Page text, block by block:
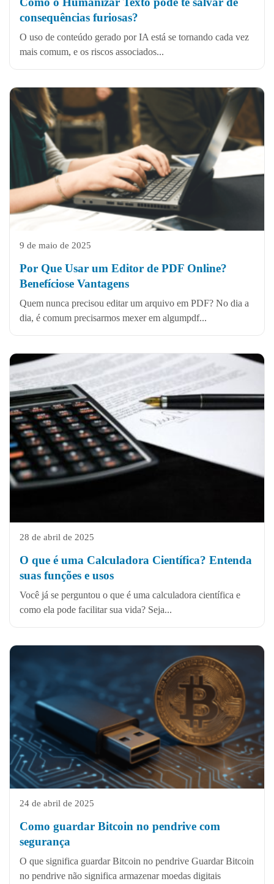
consequências furiosas?
O uso de conteúdo gerado por IA está se tornando cada vez
mais comum, e os riscos associados...
9 de maio de 2025
Por Que Usar um Editor de PDF Online?
Benefíciose Vantagens
Quem nunca precisou editar um arquivo em PDF? No dia a
dia, é comum precisarmos mexer em algumpdf...
28 de abril de 2025
O que é uma Calculadora Científica? Entenda
suas funções e usos
Você já se perguntou o que é uma calculadora científica e
como ela pode facilitar sua vida? Seja...
24 de abril de 2025
Como guardar Bitcoin no pendrive com
segurança
O que significa guardar Bitcoin no pendrive Guardar Bitcoin
no pendrive não significa armazenar moedas digitais